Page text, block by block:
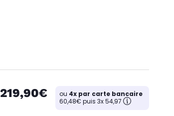
219,90€ ou 4x par carte bancaire
60,48€ puis 3x 54,97